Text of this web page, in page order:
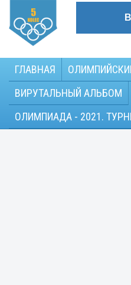
ГЛАВНАЯ
ВИРУТАЛЬНЫЙ АЛЬБОМ
ОЛИМПИАДА - 2021.